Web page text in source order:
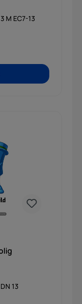
für Multi-Kupplg.-Festh. DN 13 M EC7-13
13